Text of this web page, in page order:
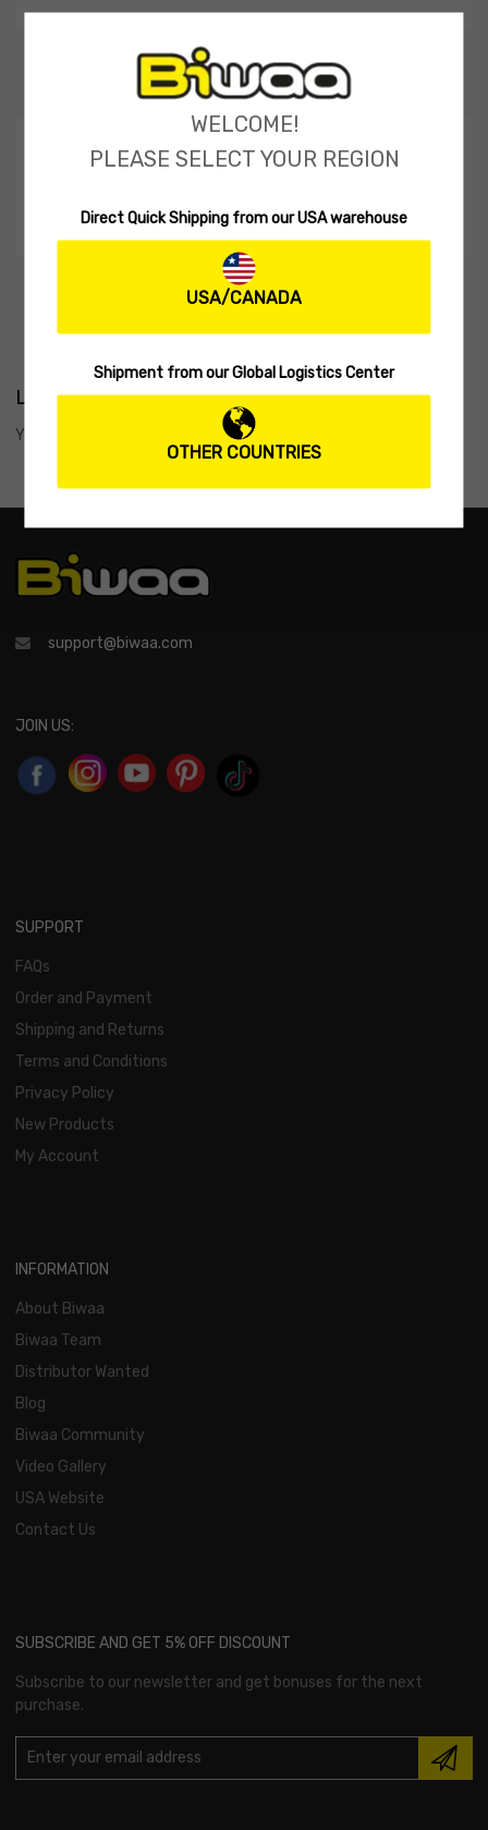
RelatedPosts
Without ending with the ...
Leavea Reply
You must be to post a comment.
support@biwaa.com
JOIN US:
SUPPORT
FAQs
Order and Payment
Shipping and Returns
Terms and Conditions
Privacy Policy
New Products
My Account
INFORMATION
About Biwaa
Biwaa Team
Distributor Wanted
Blog
Biwaa Community
Video Gallery
USA Website
Contact Us
SUBSCRIBE AND GET 5% OFF DISCOUNT
Subscribe to our newsletter and get bonuses for the next
purchase.
WELCOME!
PLEASE SELECT YOUR REGION
Direct Quick Shipping from our USA warehouse
USA/CANADA
Shipment from our Global Logistics Center
OTHER COUNTRIES